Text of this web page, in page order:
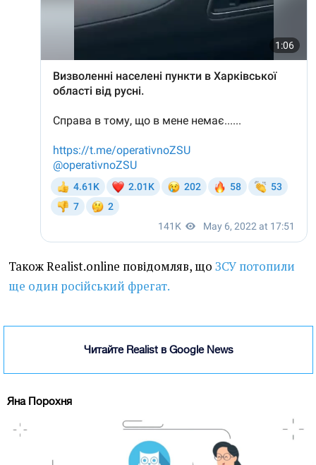
Також Realist.online повідомляв, що ЗСУ потопили
ще один російський фрегат.
Читайте Realist в Google News
Яна Порохня